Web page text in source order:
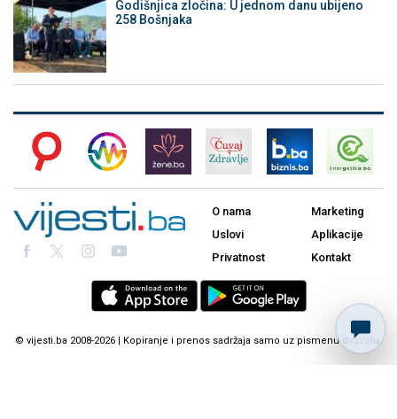
Godišnjica zločina: U jednom danu ubijeno
258 Bošnjaka
O nama
Uslovi
Privatnost
Marketing
Aplikacije
Kontakt
© vijesti.ba 2008-2026 | Kopiranje i prenos sadržaja samo uz pismenu dozvolu.